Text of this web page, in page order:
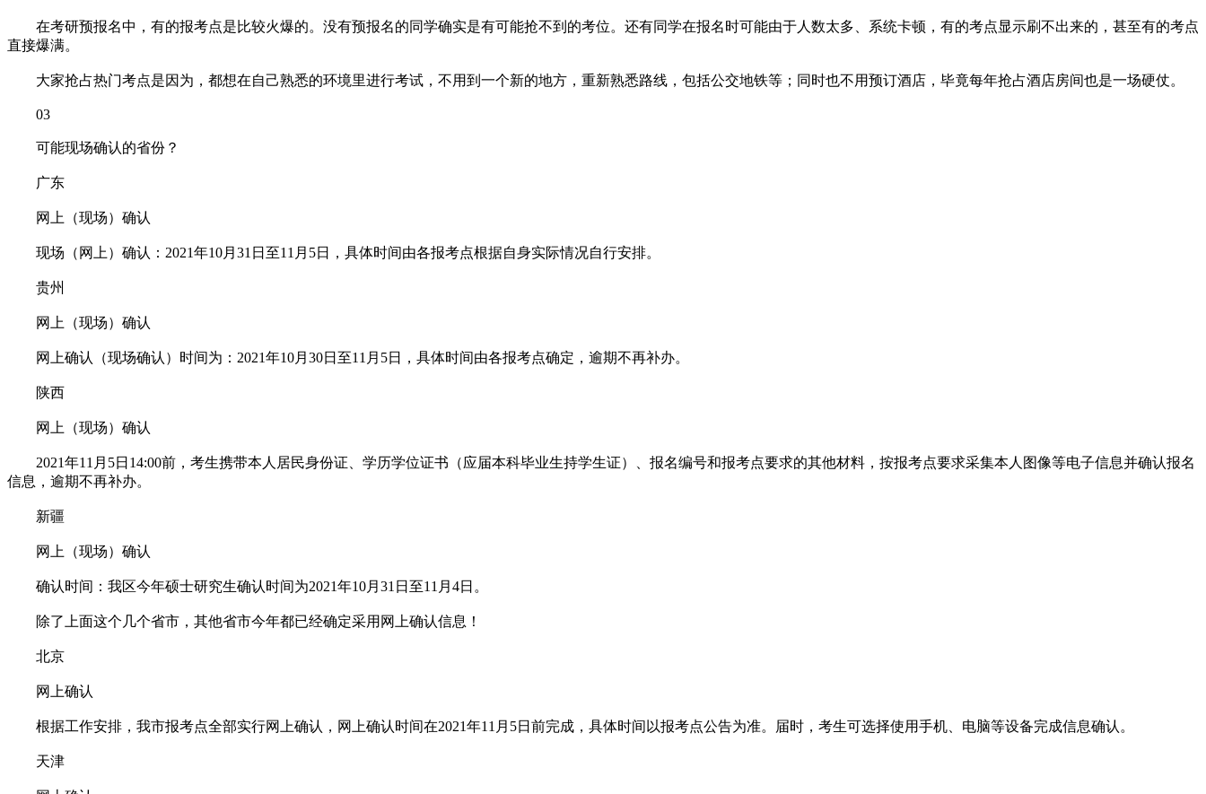
在考研预报名中，有的报考点是比较火爆的。没有预报名的同学确实是有可能抢不到的考位。还有同学在报名时可能由于人数太多、系统卡顿，有的考点显示刷不出来的，甚至有的考点
直接爆满。
大家抢占热门考点是因为，都想在自己熟悉的环境里进行考试，不用到一个新的地方，重新熟悉路线，包括公交地铁等；同时也不用预订酒店，毕竟每年抢占酒店房间也是一场硬仗。
03
可能现场确认的省份？
广东
网上（现场）确认
现场（网上）确认：2021年10月31日至11月5日，具体时间由各报考点根据自身实际情况自行安排。
贵州
网上（现场）确认
网上确认（现场确认）时间为：2021年10月30日至11月5日，具体时间由各报考点确定，逾期不再补办。
陕西
网上（现场）确认
2021年11月5日14:00前，考生携带本人居民身份证、学历学位证书（应届本科毕业生持学生证）、报名编号和报考点要求的其他材料，按报考点要求采集本人图像等电子信息并确认报名
信息，逾期不再补办。
新疆
网上（现场）确认
确认时间：我区今年硕士研究生确认时间为2021年10月31日至11月4日。
除了上面这个几个省市，其他省市今年都已经确定采用网上确认信息！
北京
网上确认
根据工作安排，我市报考点全部实行网上确认，网上确认时间在2021年11月5日前完成，具体时间以报考点公告为准。届时，考生可选择使用手机、电脑等设备完成信息确认。
天津